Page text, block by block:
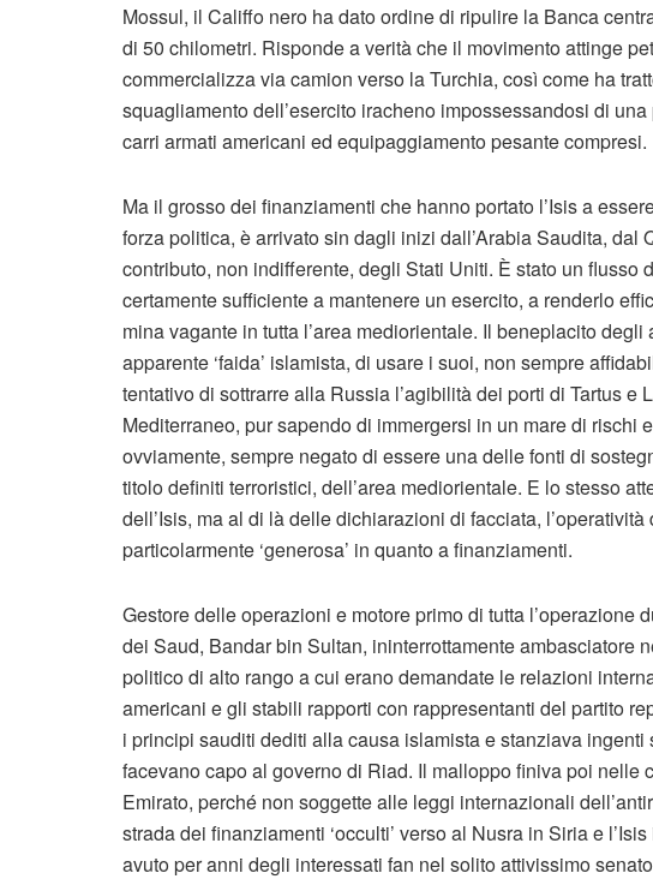
Mossul, il Califfo nero ha dato ordine di ripulire la Banca
di 50 chilometri. Risponde a verità che il movimento attinge
commercializza via camion verso la Turchia, così come ha
squagliamento dell’esercito iracheno impossessandosi di
carri armati americani ed equipaggiamento pesante compresi.
Ma il grosso dei finanziamenti che hanno portato l’Isis a
forza politica, è arrivato sin dagli inizi dall’Arabia Saudita, dal
contributo, non indifferente, degli Stati Uniti. È stato un flusso
certamente sufficiente a mantenere un esercito, a renderlo
mina vagante in tutta l’area mediorientale. Il beneplacito
apparente ‘faida’ islamista, di usare i suoi, non sempre
tentativo di sottrarre alla Russia l’agibilità dei porti di Tartus e
Mediterraneo, pur sapendo di immergersi in un mare di rischi
ovviamente, sempre negato di essere una delle fonti di
titolo definiti terroristici, dell’area mediorientale. E lo stesso
dell’Isis, ma al di là delle dichiarazioni di facciata,
particolarmente ‘generosa’ in quanto a finanziamenti.
Gestore delle operazioni e motore primo di tutta l’operazione
dei Saud, Bandar bin Sultan, ininterrottamente ambasciatore
politico di alto rango a cui erano demandate le relazioni
americani e gli stabili rapporti con rappresentanti del partito
i principi sauditi dediti alla causa islamista e stanziava
facevano capo al governo di Riad. Il malloppo finiva poi
Emirato, perché non soggette alle leggi internazionali
strada dei finanziamenti ‘occulti’ verso al Nusra in Siria e
avuto per anni degli interessati fan nel solito attivissimo